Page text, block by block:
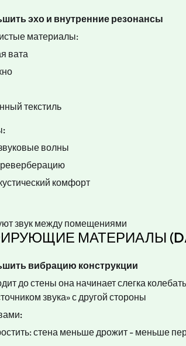
эхо и внутренние резонансы
материалы:
вата
текстиль
волны
комфорт
звук между помещениями
МАТЕРИАЛЫ
вибрацию конструкции
до стены она начинает слегка
звука» с другой стороны
стена меньше дрожит - меньше